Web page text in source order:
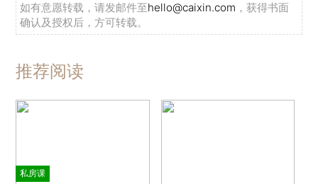
如有意愿转载，请发邮件至hello@caixin.com ，获得书面
确认及授权后，方可转载。
推荐阅读
私房课